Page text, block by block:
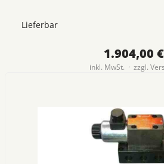
Lieferbar
1.904,00 €
inkl. MwSt. · zzgl.